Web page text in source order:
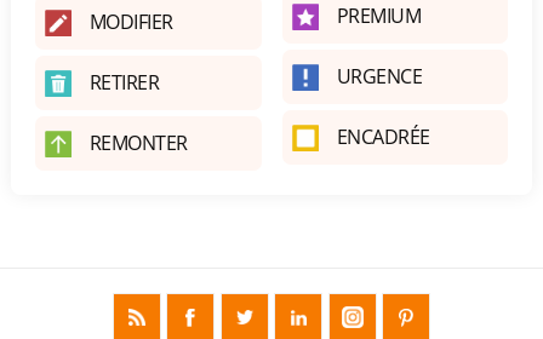
MODIFIER
RETIRER
REMONTER
PREMIUM
URGENCE
ENCADRÉE